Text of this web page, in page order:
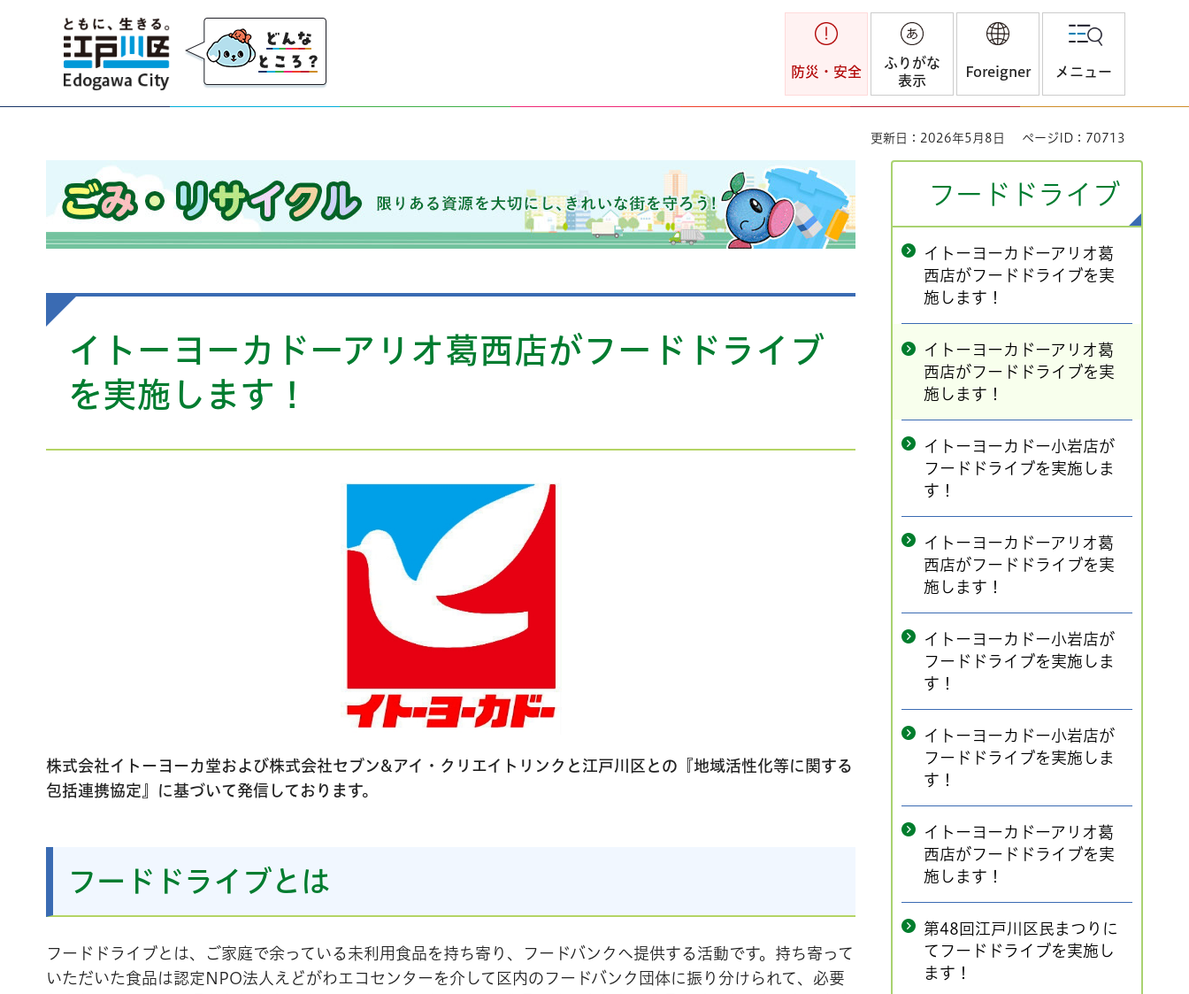
江戸川区
防災・安全
ふりがな
表示
Foreigner メニュー
更新日：2026年5月8日 ページID：70713
ごみ・リサイクル 限りのある資源を大切にし、きれいな街を守ろう！
イトーヨーカドーアリオ葛西店がフードドライブ
を実施します！
株式会社イトーヨーカ堂および株式会社セブン&アイ・クリエイトリンクと江戸川区との『地域活性化等に関する
包括連携協定』に基づいて発信しております。
フードドライブとは
フードドライブとは、ご家庭で余っている未利用食品を持ち寄り、フードバンクへ提供する活動です。持ち寄って
いただいた食品は認定NPO法人えどがわエコセンターを介して区内のフードバンク団体に振り分けられて、必要
フードドライブ
イトーヨーカドーアリオ葛
西店がフードドライブを実
施します！
イトーヨーカドーアリオ葛
西店がフードドライブを実
施します！
イトーヨーカドー小岩店が
フードドライブを実施しま
す！
イトーヨーカドーアリオ葛
西店がフードドライブを実
施します！
イトーヨーカドー小岩店が
フードドライブを実施しま
す！
イトーヨーカドー小岩店が
フードドライブを実施しま
す！
イトーヨーカドーアリオ葛
西店がフードドライブを実
施します！
第48回江戸川区民まつりに
てフードドライブを実施し
ます！